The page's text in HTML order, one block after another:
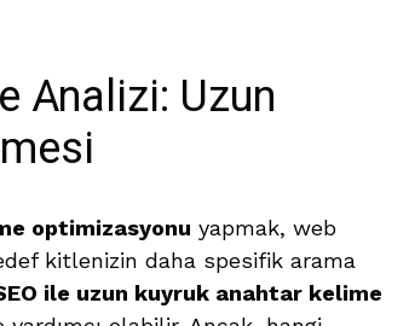
Analizi: Uzun
optimizasyonu yapmak, web
kitlenizin daha spesifik arama
ile uzun kuyruk anahtar kelime